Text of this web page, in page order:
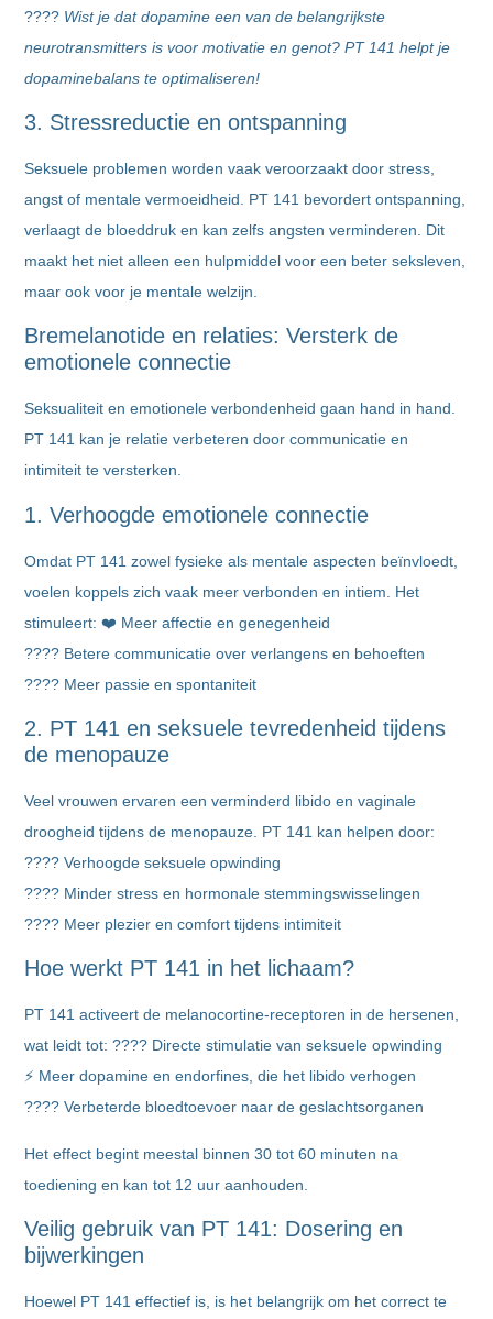
???? Wist je dat dopamine een van de belangrijkste
neurotransmitters is voor motivatie en genot? PT 141 helpt je
dopaminebalans te optimaliseren!
3. Stressreductie en ontspanning
Seksuele problemen worden vaak veroorzaakt door stress,
angst of mentale vermoeidheid. PT 141 bevordert ontspanning,
verlaagt de bloeddruk en kan zelfs angsten verminderen. Dit
maakt het niet alleen een hulpmiddel voor een beter seksleven,
maar ook voor je mentale welzijn.
Bremelanotide en relaties: Versterk de
emotionele connectie
Seksualiteit en emotionele verbondenheid gaan hand in hand.
PT 141 kan je relatie verbeteren door communicatie en
intimiteit te versterken.
1. Verhoogde emotionele connectie
Omdat PT 141 zowel fysieke als mentale aspecten beïnvloedt,
voelen koppels zich vaak meer verbonden en intiem. Het
stimuleert: ❤️ Meer affectie en genegenheid
???? Betere communicatie over verlangens en behoeften
???? Meer passie en spontaniteit
2. PT 141 en seksuele tevredenheid tijdens
de menopauze
Veel vrouwen ervaren een verminderd libido en vaginale
droogheid tijdens de menopauze. PT 141 kan helpen door:
???? Verhoogde seksuele opwinding
???? Minder stress en hormonale stemmingswisselingen
???? Meer plezier en comfort tijdens intimiteit
Hoe werkt PT 141 in het lichaam?
PT 141 activeert de melanocortine-receptoren in de hersenen,
wat leidt tot: ???? Directe stimulatie van seksuele opwinding
⚡ Meer dopamine en endorfines, die het libido verhogen
???? Verbeterde bloedtoevoer naar de geslachtsorganen
Het effect begint meestal binnen 30 tot 60 minuten na
toediening en kan tot 12 uur aanhouden.
Veilig gebruik van PT 141: Dosering en
bijwerkingen
Hoewel PT 141 effectief is, is het belangrijk om het correct te